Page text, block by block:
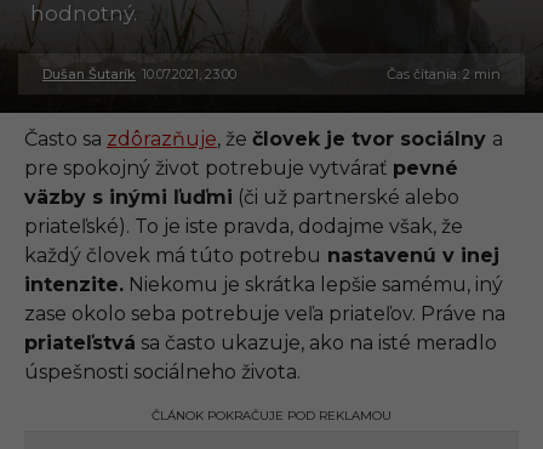
hodnotný.
Dušan Šutarík 10.07.2021, 23:00
3
0
.
0
9
.
2
2
1
1
1
1
3
Čas čítania: 2 min
Často sa zdôrazňuje, že človek je tvor sociálny a
pre spokojný život potrebuje vytvárať pevné
väzby s inými ľuďmi (či už partnerské alebo
priateľské). To je iste pravda, dodajme však, že
každý človek má túto potrebu nastavenú v inej
intenzite. Niekomu je skrátka lepšie samému, iný
zase okolo seba potrebuje veľa priateľov. Práve na
priateľstvá sa často ukazuje, ako na isté meradlo
úspešnosti sociálneho života.
ČLÁNOK POKRAČUJE POD REKLAMOU